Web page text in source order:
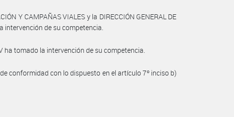
Y CAMPAÑAS VIALES y la DIRECCIÓN GENERAL DE
intervención de su competencia.
ha tomado la intervención de su competencia.
conformidad con lo dispuesto en el artículo 7º inciso b)